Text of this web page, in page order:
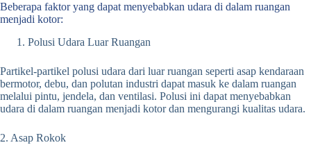
Beberapa faktor yang dapat menyebabkan udara di dalam ruangan
menjadi kotor:
Polusi Udara Luar Ruangan
Partikel-partikel polusi udara dari luar ruangan seperti asap kendaraan
bermotor, debu, dan polutan industri dapat masuk ke dalam ruangan
melalui pintu, jendela, dan ventilasi. Polusi ini dapat menyebabkan
udara di dalam ruangan menjadi kotor dan mengurangi kualitas udara.
2. Asap Rokok